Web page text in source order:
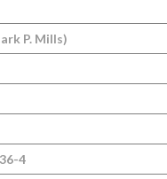
P. Mills)
4